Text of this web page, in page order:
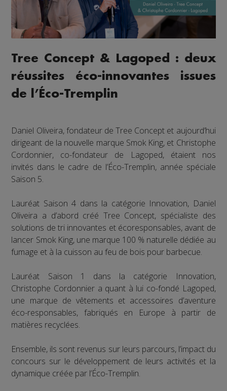
Tree Concept & Lagoped : deux
réussites éco-innovantes issues
de l’Éco-Tremplin
Daniel Oliveira, fondateur de Tree Concept et aujourd’hui
dirigeant de la nouvelle marque Smok King, et Christophe
Cordonnier, co-fondateur de Lagoped, étaient nos
invités dans le cadre de l’Éco-Tremplin, année spéciale
Saison 5.
Lauréat Saison 4 dans la catégorie Innovation, Daniel
Oliveira a d’abord créé Tree Concept, spécialiste des
solutions de tri innovantes et écoresponsables, avant de
lancer Smok King, une marque 100 % naturelle dédiée au
fumage et à la cuisson au feu de bois pour barbecue.
Lauréat Saison 1 dans la catégorie Innovation,
Christophe Cordonnier a quant à lui co-fondé Lagoped,
une marque de vêtements et accessoires d’aventure
éco-responsables, fabriqués en Europe à partir de
matières recyclées.
Ensemble, ils sont revenus sur leurs parcours, l’impact du
concours sur le développement de leurs activités et la
dynamique créée par l’Éco-Tremplin.